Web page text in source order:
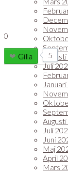
Juli
Juli
Juni
Maj
April
Mars
0
5
Gilla